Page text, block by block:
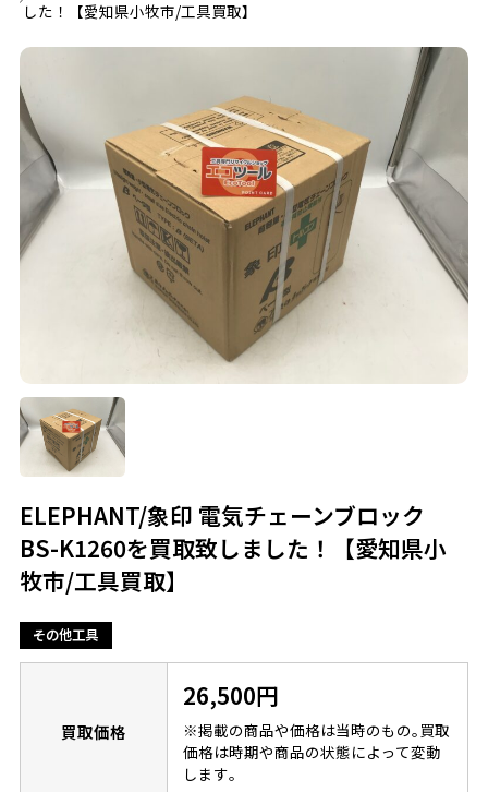
した！【愛知県小牧市/工具買取】
ELEPHANT/象印 電気チェーンブロック
BS-K1260を買取致しました！【愛知県小
牧市/工具買取】
その他工具
買取価格
26,500円
※掲載の商品や価格は当時のもの｡買取
価格は時期や商品の状態によって変動
します｡